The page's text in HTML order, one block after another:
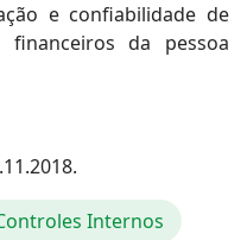
e confiabilidade de
financeiros da pessoa
Internos